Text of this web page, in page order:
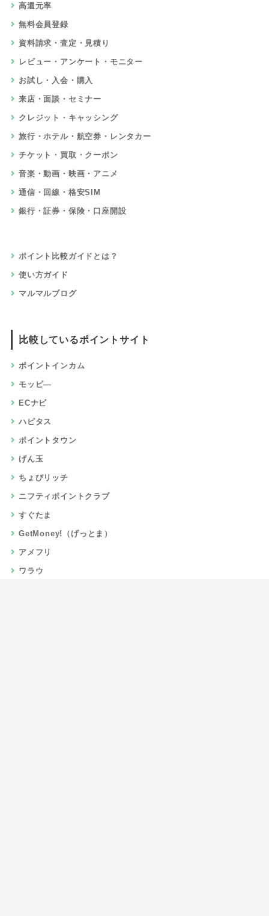
高還元率
無料会員登録
資料請求・査定・見積り
レビュー・アンケート・モニター
お試し・入会・購入
来店・面談・セミナー
クレジット・キャッシング
旅行・ホテル・航空券・レンタカー
チケット・買取・クーポン
音楽・動画・映画・アニメ
通信・回線・格安SIM
銀行・証券・保険・口座開設
ポイント比較ガイドとは？
使い方ガイド
マルマルブログ
比較しているポイントサイト
ポイントインカム
モッピ―
ECナビ
ハピタス
ポイントタウン
げん玉
ちょびリッチ
ニフティポイントクラブ
すぐたま
GetMoney!（げっとま）
アメフリ
ワラウ